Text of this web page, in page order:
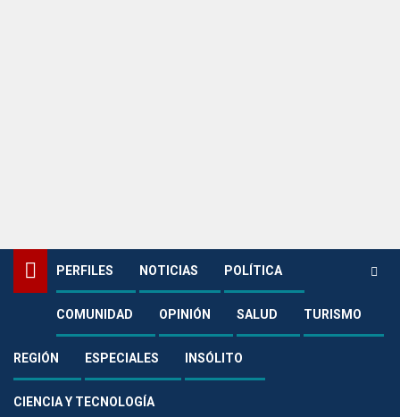
PERFILES NOTICIAS POLÍTICA
COMUNIDAD OPINIÓN SALUD TURISMO
REGIÓN ESPECIALES INSÓLITO
CIENCIA Y TECNOLOGÍA
Región
Procuraduría pone la lupa a convenio para obra vial por más $ 33 mil
millones en Puerto Rico, Meta
Región